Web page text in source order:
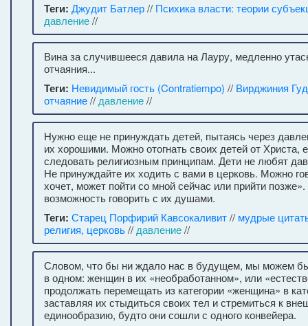
Теги: Джудит Батлер// Психика власти: теории
давление//
Вина за случившееся давила на Лауру, медленно
отчаяния...
Теги: Невидимый гость (Contratiempo) // Вирджиния
отчаяние// давление//
Нужно еще не принуждать детей, пытаясь через
их хорошими. Можно отогнать своих детей от Христа,
следовать религиозным принципам. Дети не любят
Не принуждайте их ходить с вами в церковь. Можно
хочет, может пойти со мной сейчас или прийти
возможность говорить с их душами.
Теги: Старец Порфирий Кавсокаливит// мудрые
религия, церковь// давление//
Словом, что бы ни ждало нас в будущем, мы можем
в одном: женщин в их «необработанном», или
продолжать перемещать из категории «женщина» в
заставляя их стыдиться своих тел и стремиться к
единообразию, будто они сошли с одного конвейера.